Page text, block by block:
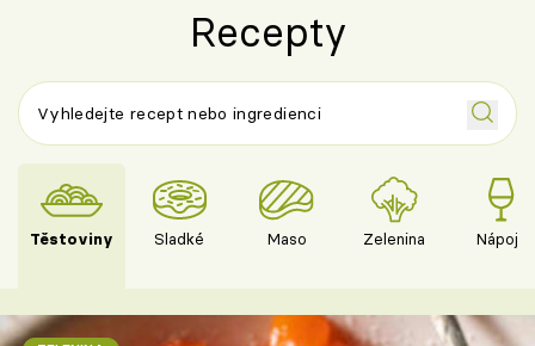
Recepty
Těstoviny Sladké Maso Zelenina Nápoje